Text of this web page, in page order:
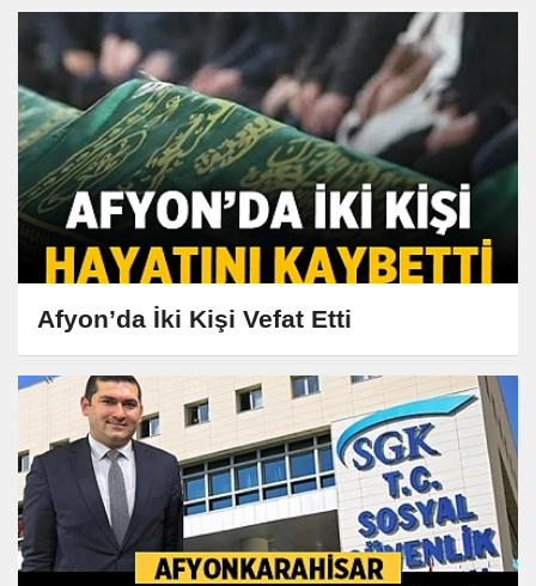
Afyon’da İki Kişi Vefat Etti